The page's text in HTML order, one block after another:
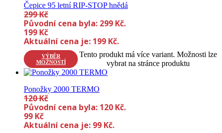
Čepice 95 letní RIP-STOP hnědá
299Kč
Původní cena byla: 299 Kč.
199 Kč
Aktuální cena je: 199 Kč.
VÝBĚR
MOŽNOSTÍ
Tento produkt má více variant. Možnosti lze
vybrat na stránce produktu
Ponožky 2000 TERMO
120Kč
Původní cena byla: 120 Kč.
99 Kč
Aktuální cena je: 99 Kč.